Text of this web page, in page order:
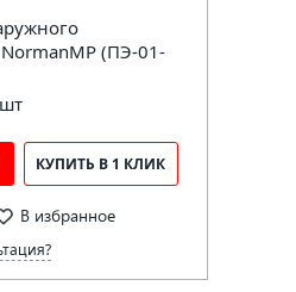
(ПЭ-01-
шт
КУПИТЬ В 1 КЛИК
В избранное